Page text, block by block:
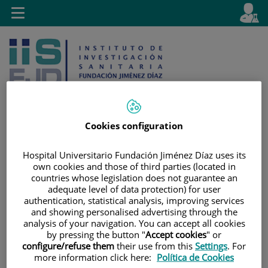
Saltar al contenido
contenido
activo
es
Toggle
navigation
Cookies configuration
Hospital Universitario Fundación Jiménez Díaz uses its
own cookies and those of third parties (located in
countries whose legislation does not guarantee an
adequate level of data protection) for user
authentication, statistical analysis, improving services
and showing personalised advertising through the
analysis of your navigation. You can accept all cookies
by pressing the button "Accept cookies" or
configure/refuse them their use from this Settings. For
more information click here: Política de Cookies